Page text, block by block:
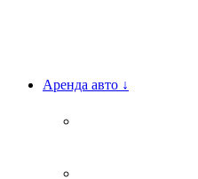
Аренда авто ↓